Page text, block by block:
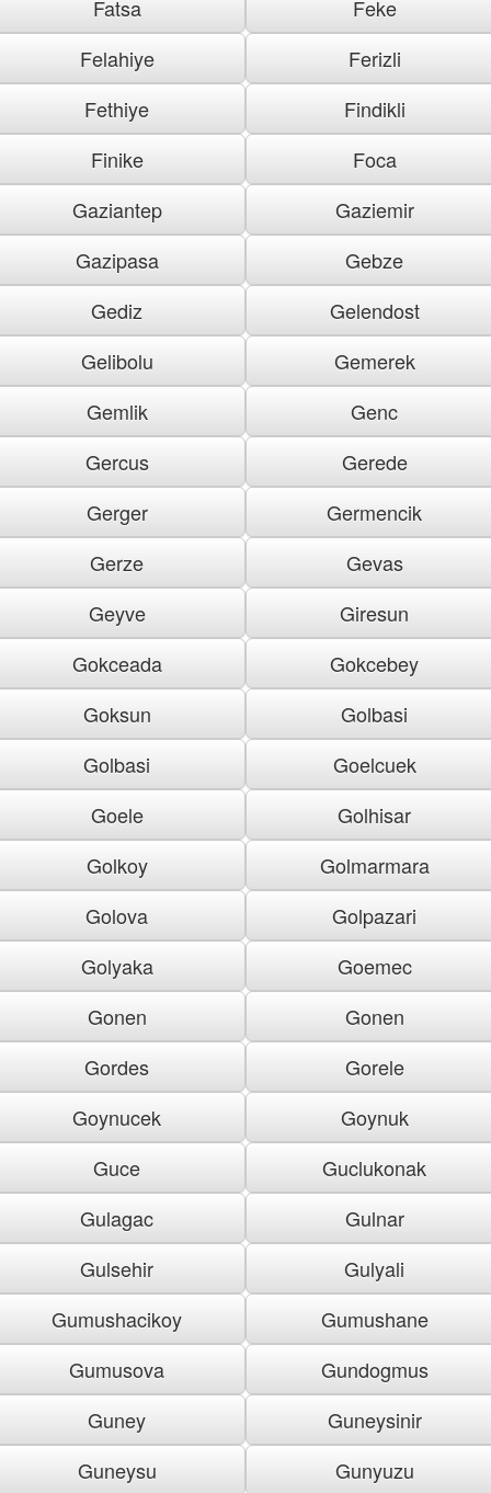
Fatsa
Feke
Felahiye
Ferizli
Fethiye
Findikli
Finike
Foca
Gaziantep
Gaziemir
Gazipasa
Gebze
Gediz
Gelendost
Gelibolu
Gemerek
Gemlik
Genc
Gercus
Gerede
Gerger
Germencik
Gerze
Gevas
Geyve
Giresun
Gokceada
Gokcebey
Goksun
Golbasi
Golbasi
Goelcuek
Goele
Golhisar
Golkoy
Golmarmara
Golova
Golpazari
Golyaka
Goemec
Gonen
Gonen
Gordes
Gorele
Goynucek
Goynuk
Guce
Guclukonak
Gulagac
Gulnar
Gulsehir
Gulyali
Gumushacikoy
Gumushane
Gumusova
Gundogmus
Guney
Guneysinir
Guneysu
Gunyuzu